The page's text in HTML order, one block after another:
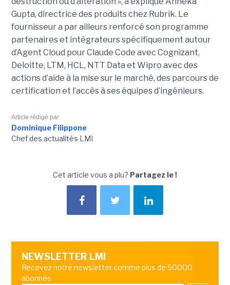
Gupta, directrice des produits chez Rubrik. Le
fournisseur a par ailleurs renforcé son programme
partenaires et intégrateurs spécifiquement autour
d’Agent Cloud pour Claude Code avec Cognizant,
Deloitte, LTM, HCL, NTT Data et Wipro avec des
actions d’aide à la mise sur le marché, des parcours de
certification et l’accès à ses équipes d’ingénieurs.
Article rédigé par
Dominique Filippone
Chef des actualités LMI
Cet article vous a plu? Partagez le !
NEWSLETTER LMI
Recevez notre newsletter comme plus de 50000
abonnés